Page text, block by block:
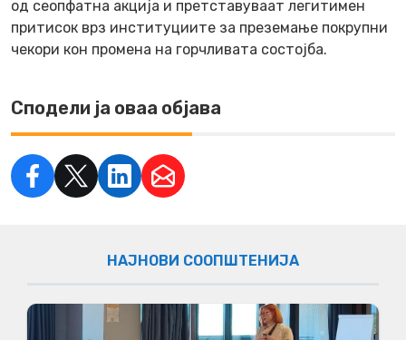
од сеопфатна акција и претставуваат легитимен
притисок врз институциите за преземање покрупни
чекори кон промена на горчливата состојба.
Сподели ја оваа објава
НАЈНОВИ СООПШТЕНИЈА